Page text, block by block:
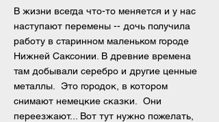
В жизни всегда что-то меняется и у нас
наступают перемены -- дочь получила
работу в старинном маленьком городе
Нижней Саксонии. В древние времена
там добывали серебро и другие ценные
металлы. Это городок, в котором
снимают немецкие сказки. Они
переезжают... Вот тут нужно пожелать,